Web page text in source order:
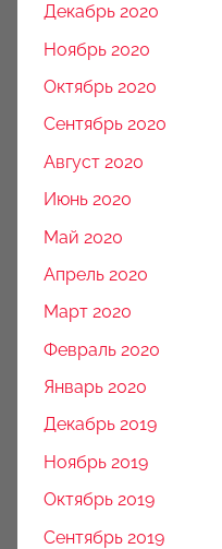
Декабрь 2020
Ноябрь 2020
Октябрь 2020
Сентябрь 2020
Август 2020
Июнь 2020
Май 2020
Апрель 2020
Март 2020
Февраль 2020
Январь 2020
Декабрь 2019
Ноябрь 2019
Октябрь 2019
Сентябрь 2019